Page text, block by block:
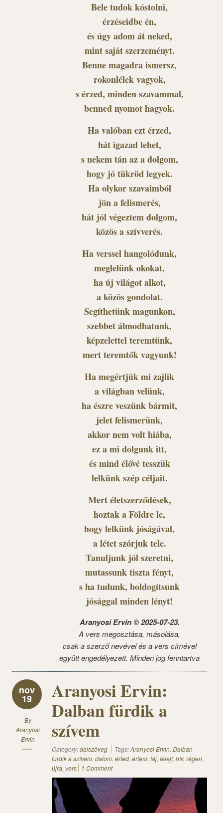
Bele tudok kóstolni,
érzéseidbe én,
és úgy adom át neked,
mint saját szerzeményt.
Benne magadra ismersz,
rokonlélek vagyok,
s érzed, minden szavammal,
benned nyomot hagyok.
Ha valóban ezt érzed,
hát igazad lehet,
s nekem tán az a dolgom,
hogy jó tükröd legyek.
Ha olykor szavaimból
jön a felismerés,
hát jól végeztem dolgom,
közös a szívverés.
Ha verssel hangolódunk,
meglelünk okokat,
ha új világot alkot,
a közös gondolat.
Segíthetünk magunkon,
szebbet álmodhatunk,
képzelettel teremtünk,
mert teremtők vagyunk!
Ha megértjük mi zajlik
a világban velünk,
ha észre veszünk bármit,
jelet felismerünk,
akkor nem volt hiába,
ez a mi dolgunk itt,
és mind élővé tesszük
lelkünk szép céljait.
Mert életszerződések,
hoztak a Földre le,
hogy lelkünk jóságával,
a létet szórjuk tele.
Tanuljunk jól szeretni,
mutassunk tiszta fényt,
s ha tudunk, boldogítsunk
jósággal minden lényt!
Aranyosi Ervin © 2025-07-23.
A vers megosztása, másolása,
csak a szerző nevével és a vers címével
együtt engedélyezett. Minden jog fenntartva
nov
19
By
Aranyosi
Ervin
Aranyosi Ervin:
Dalban fürdik a
szívem
Category:dalszöveg Tags:Aranyosi Ervin, Dalban
fürdik a szívem, dalom, érted, értem, fáj, felejt, hív, régen,
újra, vers 1 Comment